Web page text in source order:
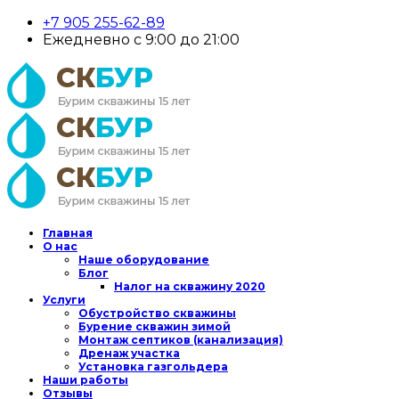
+7 905 255-62-89
Ежедневно с 9:00 до 21:00
Главная
О нас
Наше оборудование
Блог
Налог на скважину 2020
Услуги
Обустройство скважины
Бурение скважин зимой
Монтаж септиков (канализация)
Дренаж участка
Установка газгольдера
Наши работы
Отзывы